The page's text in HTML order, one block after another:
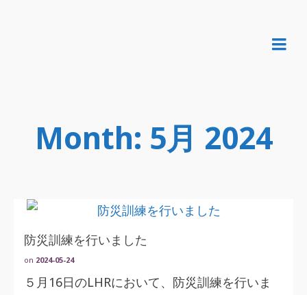
Month: 5月 2024
防災訓練を行いました
on 2024-05-24
５月16日のLHRにおいて、防災訓練を行いま